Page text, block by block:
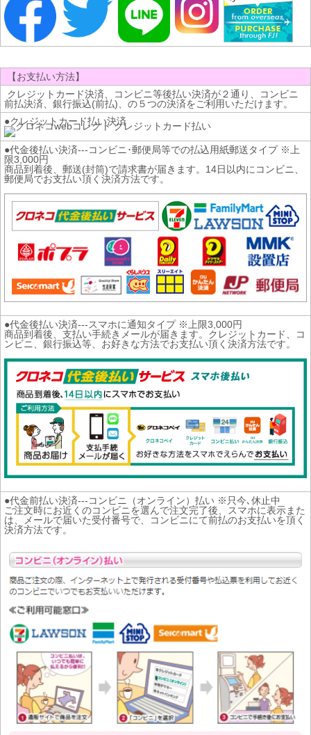
【お支払い方法】
クレジットカード決済、コンビニ等後払い決済が２通り、コンビニ
前払決済、銀行振込(前払)、の５つの決済をご利用いただけます。
●クレジットカード払い決済
●代金後払い決済---コンビニ･郵便局等での払込用紙郵送タイプ ※上
限3,000円
商品到着後、郵送(封筒)で請求書が届きます。14日以内にコンビニ、
郵便局でお支払い頂く決済方法です。
●代金後払い決済---スマホに通知タイプ ※上限3,000円
商品到着後、支払い手続きメールが届きます。クレジットカード、コ
ンビニ、銀行振込等、お好きな方法でお支払い頂く決済方法です。
●代金前払い決済---コンビニ（オンライン）払い ※只今､休止中
ご注文時にお近くのコンビニを選んで注文完了後、スマホに表示また
は、メールで届いた受付番号で、コンビニにて前払のお支払いを頂く
決済方法です。